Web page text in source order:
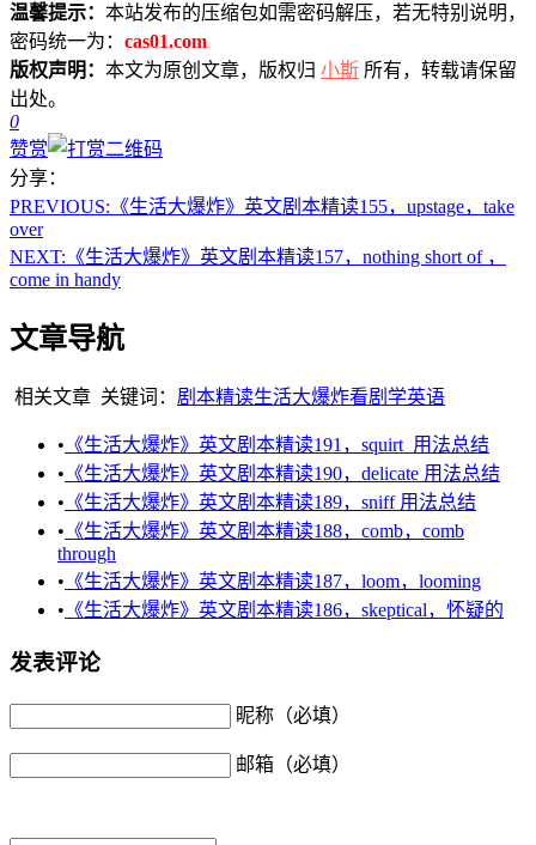
温馨提示： 本站发布的压缩包如需密码解压，若无特别说明，
密码统一为： cas01.com
版权声明： 本文为原创文章，版权归 小斯 所有，转载请保留
出处。
0
赞赏
分享：
PREVIOUS: 《生活大爆炸》英文剧本精读155，upstage，take
over
NEXT: 《生活大爆炸》英文剧本精读157，nothing short of ，
come in handy
文章导航
相关文章 关键词： 剧本精读生活大爆炸看剧学英语
• 《生活大爆炸》英文剧本精读191，squirt 用法总结
• 《生活大爆炸》英文剧本精读190，delicate 用法总结
• 《生活大爆炸》英文剧本精读189，sniff 用法总结
• 《生活大爆炸》英文剧本精读188，comb，comb
through
• 《生活大爆炸》英文剧本精读187，loom，looming
• 《生活大爆炸》英文剧本精读186，skeptical，怀疑的
发表评论
昵称（必填）
邮箱（必填）